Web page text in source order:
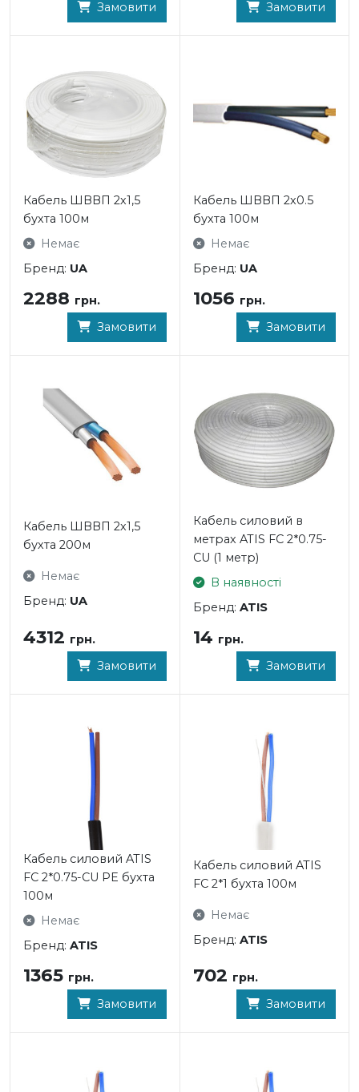
Замовити Замовити
Кабель ШВВП 2х1,5
бухта 100м
Немає
Бренд: UA
2288 грн.
Замовити
Кабель ШВВП 2х0.5
бухта 100м
Немає
Бренд: UA
1056 грн.
Замовити
Кабель ШВВП 2х1,5
бухта 200м
Немає
Бренд: UA
4312 грн.
Замовити
Кабель силовий в
метрах ATIS FC 2*0.75-
CU (1 метр)
В наявності
Бренд: ATIS
14 грн.
Замовити
Кабель силовий ATIS
FC 2*0.75-CU PE бухта
100м
Немає
Бренд: ATIS
1365 грн.
Замовити
Кабель силовий ATIS
FC 2*1 бухта 100м
Немає
Бренд: ATIS
702 грн.
Замовити